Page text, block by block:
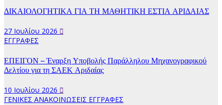
ΔΙΚΑΙΟΛΟΓΗΤΙΚΑ ΓΙΑ ΤΗ ΜΑΘΗΤΙΚΗ ΕΣΤΙΑ ΑΡΙΔΑΙΑΣ
27 Ιουλίου 2026
ΕΓΓΡΑΦΕΣ
ΕΠΕΙΓΟΝ – Έναρξη Υποβολής Παράλληλου Μηχανογραφικού
Δελτίου για τη ΣΑΕΚ Αριδαίας
10 Ιουλίου 2026
ΓΕΝΙΚΕΣ ΑΝΑΚΟΙΝΩΣΕΙΣ ΕΓΓΡΑΦΕΣ